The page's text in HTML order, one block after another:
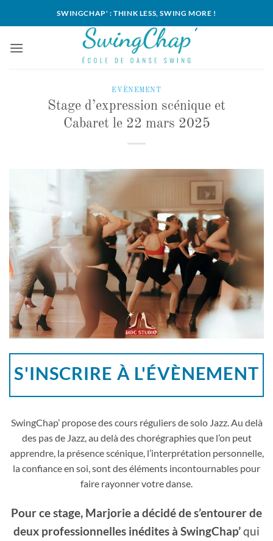
SWINGCHAP' : THINK LESS, SWING MORE !
EVÈNEMENT
Stage d’expression scénique et
Cabaret le 22 mars 2025
S'INSCRIRE À L'ÉVÈNEMENT
SwingChap’ propose des cours réguliers de solo Jazz. Au delà
des pas de Jazz, au delà des chorégraphies que l’on peut
apprendre, la présence scénique, l’interprétation personnelle,
la confiance en soi, sont des éléments incontournables pour
faire rayonner votre danse.
Pour ce stage, Marjorie a décidé de s’entourer de
deux professionnelles inédites à SwingChap’qui